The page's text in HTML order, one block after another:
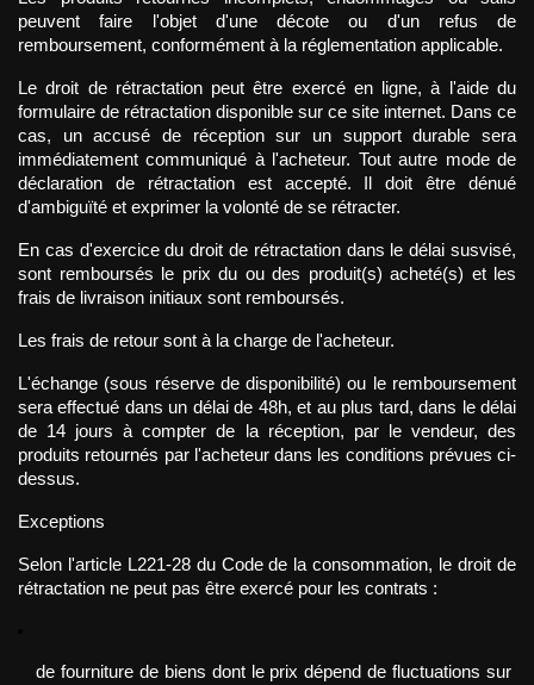
peuvent faire l'objet d'une décote ou d'un refus de
remboursement, conformément à la réglementation applicable.
Le droit de rétractation peut être exercé en ligne, à l'aide du
formulaire de rétractation disponible sur ce site internet. Dans ce
cas, un accusé de réception sur un support durable sera
immédiatement communiqué à l'acheteur. Tout autre mode de
déclaration de rétractation est accepté. Il doit être dénué
d'ambiguïté et exprimer la volonté de se rétracter.
En cas d'exercice du droit de rétractation dans le délai susvisé,
sont remboursés le prix du ou des produit(s) acheté(s) et les
frais de livraison initiaux sont remboursés.
Les frais de retour sont à la charge de l'acheteur.
L'échange (sous réserve de disponibilité) ou le remboursement
sera effectué dans un délai de 48h, et au plus tard, dans le délai
de 14 jours à compter de la réception, par le vendeur, des
produits retournés par l'acheteur dans les conditions prévues ci-
dessus.
Exceptions
Selon l'article L221-28 du Code de la consommation, le droit de
rétractation ne peut pas être exercé pour les contrats :
de fourniture de biens dont le prix dépend de fluctuations sur